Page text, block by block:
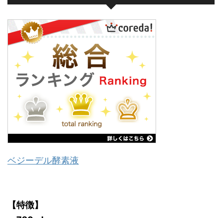
ベジーデル酵素液
【特徴】